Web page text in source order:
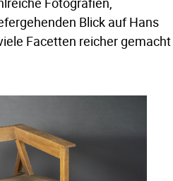
Blick auf Hans
Facetten reicher gemacht